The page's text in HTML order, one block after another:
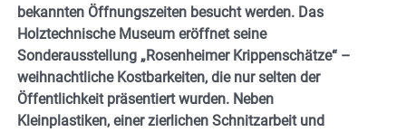
bekannten Öffnungszeiten besucht werden. Das
Holztechnische Museum eröffnet seine
Sonderausstellung „Rosenheimer Krippenschätze“ –
weihnachtliche Kostbarkeiten, die nur selten der
Öffentlichkeit präsentiert wurden. Neben
Kleinplastiken, einer zierlichen Schnitzarbeit und